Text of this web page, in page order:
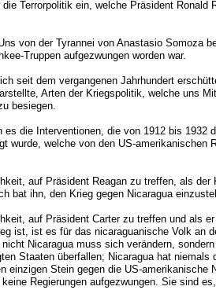
Terrorpolitik ein, welche Präsident Ronald
von der Tyrannei von Anastasio Somoza
Truppen aufgezwungen worden war.
seit dem vergangenen Jahrhundert
Arten der Kriegspolitik, welche uns
besiegen.
es die Interventionen, die von 1912 bis 1932
wurde, welche von den US-amerikanischen
auf Präsident Reagan zu treffen, als der
bat ihn, den Krieg gegen Nicaragua
auf Präsident Carter zu treffen und als
ist, ist es für das nicaraguanische Volk an
Nicaragua muss sich verändern,
Staaten überfallen; Nicaragua hat
einzigen Stein gegen die US-amerikanische
Regierungen aufgezwungen. Sie sind